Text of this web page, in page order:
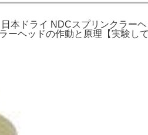
本ドライ NDCスプリンクラー
ーヘッドの作動と原理【実験し